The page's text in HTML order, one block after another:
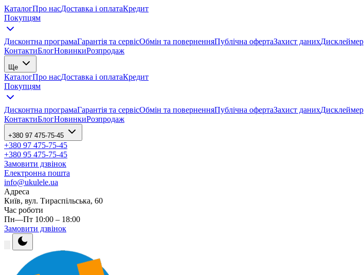
КаталогПро насДоставка і оплатаКредит
Покупцям
Дисконтна програмаГарантія та сервісОбмін та поверненняПублічна офертаЗахист данихДисклеймер
КонтактиБлогНовинкиРозпродаж
Ще
КаталогПро насДоставка і оплатаКредит
Покупцям
Дисконтна програмаГарантія та сервісОбмін та поверненняПублічна офертаЗахист данихДисклеймер
КонтактиБлогНовинкиРозпродаж
+380 97 475-75-45
+380 97 475-75-45
+380 95 475-75-45
Замовити дзвінок
Електронна пошта
info@ukulele.ua
Адреса
Київ, вул. Тираспільська, 60
Час роботи
Пн—Пт 10:00 – 18:00
Замовити дзвінок